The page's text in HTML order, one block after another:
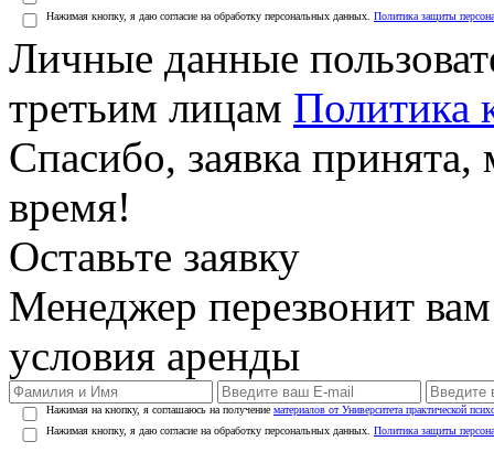
Нажимая кнопку, я даю согласие на обработку персональных данных. Политика защиты
Личные данные
третьим лицам Политика
Спасибо, заявка
время!
Оставьте заявку
Менеджер перезвонит
условия аренды
Нажимая на кнопку, я соглашаюсь на получение материалов от Университета практической
Нажимая кнопку, я даю согласие на обработку персональных данных. Политика защиты